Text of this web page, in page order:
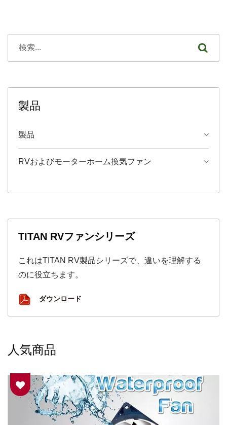
製品
製品
RVおよびモーターホーム換気ファン
TITAN RVファンシリーズ
これはTITAN RV製品シリーズで、違いを理解する
のに役立ちます。
ダウンロード
人気商品